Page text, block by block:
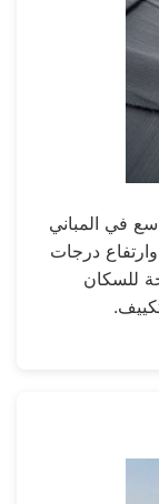
في المباني
درجات
للسكان